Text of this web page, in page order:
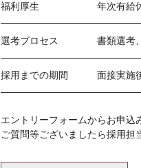
福利厚生 年次有給
選考プロセス 書類選考
採用までの期間 面接実施
エントリーフォームからお申込
ご質問等ございましたら採用担